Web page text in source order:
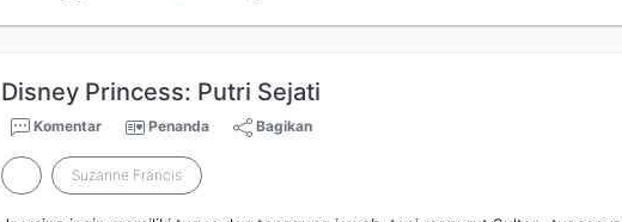
Disney Princess: Putri Sejati
Komentar Penanda Bagikan
Suzanne Francis